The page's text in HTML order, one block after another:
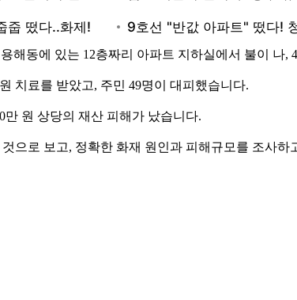
해동에 있는 12층짜리 아파트 지하실에서 불이 나,
치료를 받았고, 주민 49명이 대피했습니다.
만 원 상당의 재산 피해가 났습니다.
으로 보고, 정확한 화재 원인과 피해규모를 조사하